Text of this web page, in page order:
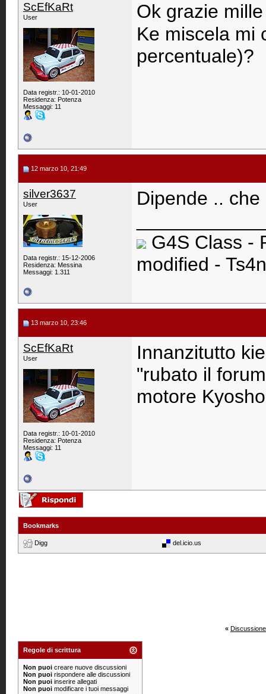
ScEfKaRt
User
Data registr.: 10-01-2010
Residenza: Potenza
Messaggi: 11
Ok grazie
Ke miscela mi
percentuale)?
12 marzo 10, 21:49
silver3637
User
Data registr.: 15-12-2006
Residenza: Messina
Messaggi: 1.311
Dipende ..
G4S Class -
modified -
13 marzo 10, 23:46
ScEfKaRt
User
Data registr.: 10-01-2010
Residenza: Potenza
Messaggi: 11
Innanzitutto
"rubato il
motore
Bookmarks
Digg del.icio.us
«
Regole di scrittura
Non puoi creare nuove discussioni
Non puoi rispondere alle discussioni
Non puoi inserire allegati
Non puoi modificare i tuoi messaggi